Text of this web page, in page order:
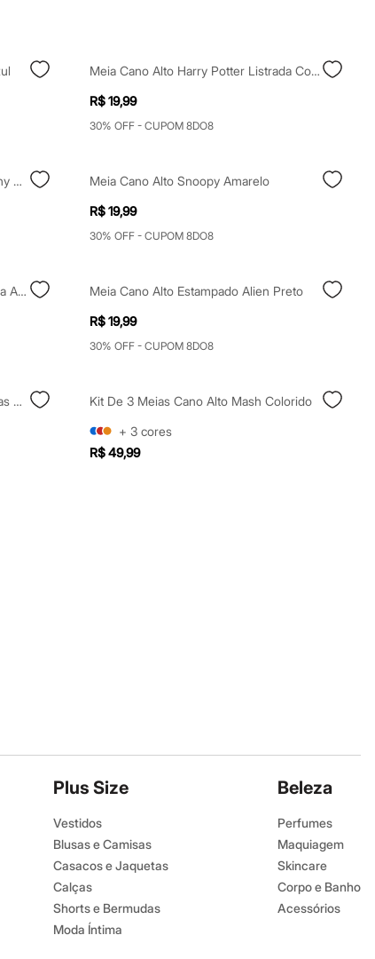
Meia Cano Alto Harry Potter Listrada Colorida
R$ 19,99
30% OFF - CUPOM 8DO8
Meia Cano Alto Divertida Harry E Rony Preto
Meia Cano Alto Snoopy Amarelo
R$ 19,99
30% OFF - CUPOM 8DO8
Meia Cano Alto Divertida Bob Esponja Amarela
Meia Cano Alto Estampado Alien Preto
R$ 19,99
30% OFF - CUPOM 8DO8
Kit De 5 Meias Cano Longo Esportivas Caneladas Preto
Kit De 3 Meias Cano Alto Mash Colorido
+ 3 cores
R$ 49,99
Plus Size
Vestidos
Blusas e Camisas
Casacos e Jaquetas
Calças
Shorts e Bermudas
Moda Íntima
Beleza
Perfumes
Maquiagem
Skincare
Corpo e Banho
Acessórios